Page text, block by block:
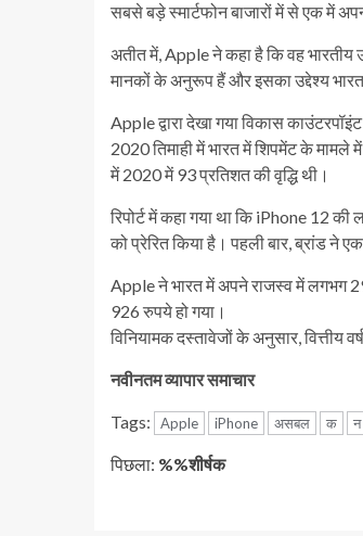
सबसे बड़े स्मार्टफोन बाजारों में से एक में
अतीत में, Apple ने कहा है कि वह
मानकों के अनुरूप हैं और इसका उद्देश्य
Apple द्वारा देखा गया विकास
2020 तिमाही में भारत में शिपमेंट के मामले
में 2020 में 93 प्रतिशत की वृद्धि थी।
रिपोर्ट में कहा गया था कि iPhone 12
को प्रेरित किया है। पहली बार, ब्रांड ने
Apple ने भारत में अपने राजस्व में लगभग
926 रुपये हो गया।
विनियामक दस्तावेजों के अनुसार, वित्तीय
नवीनतम व्यापार समाचार
Tags: Apple iPhone असबल क न
जारी
पिछला: %%शीर्षक